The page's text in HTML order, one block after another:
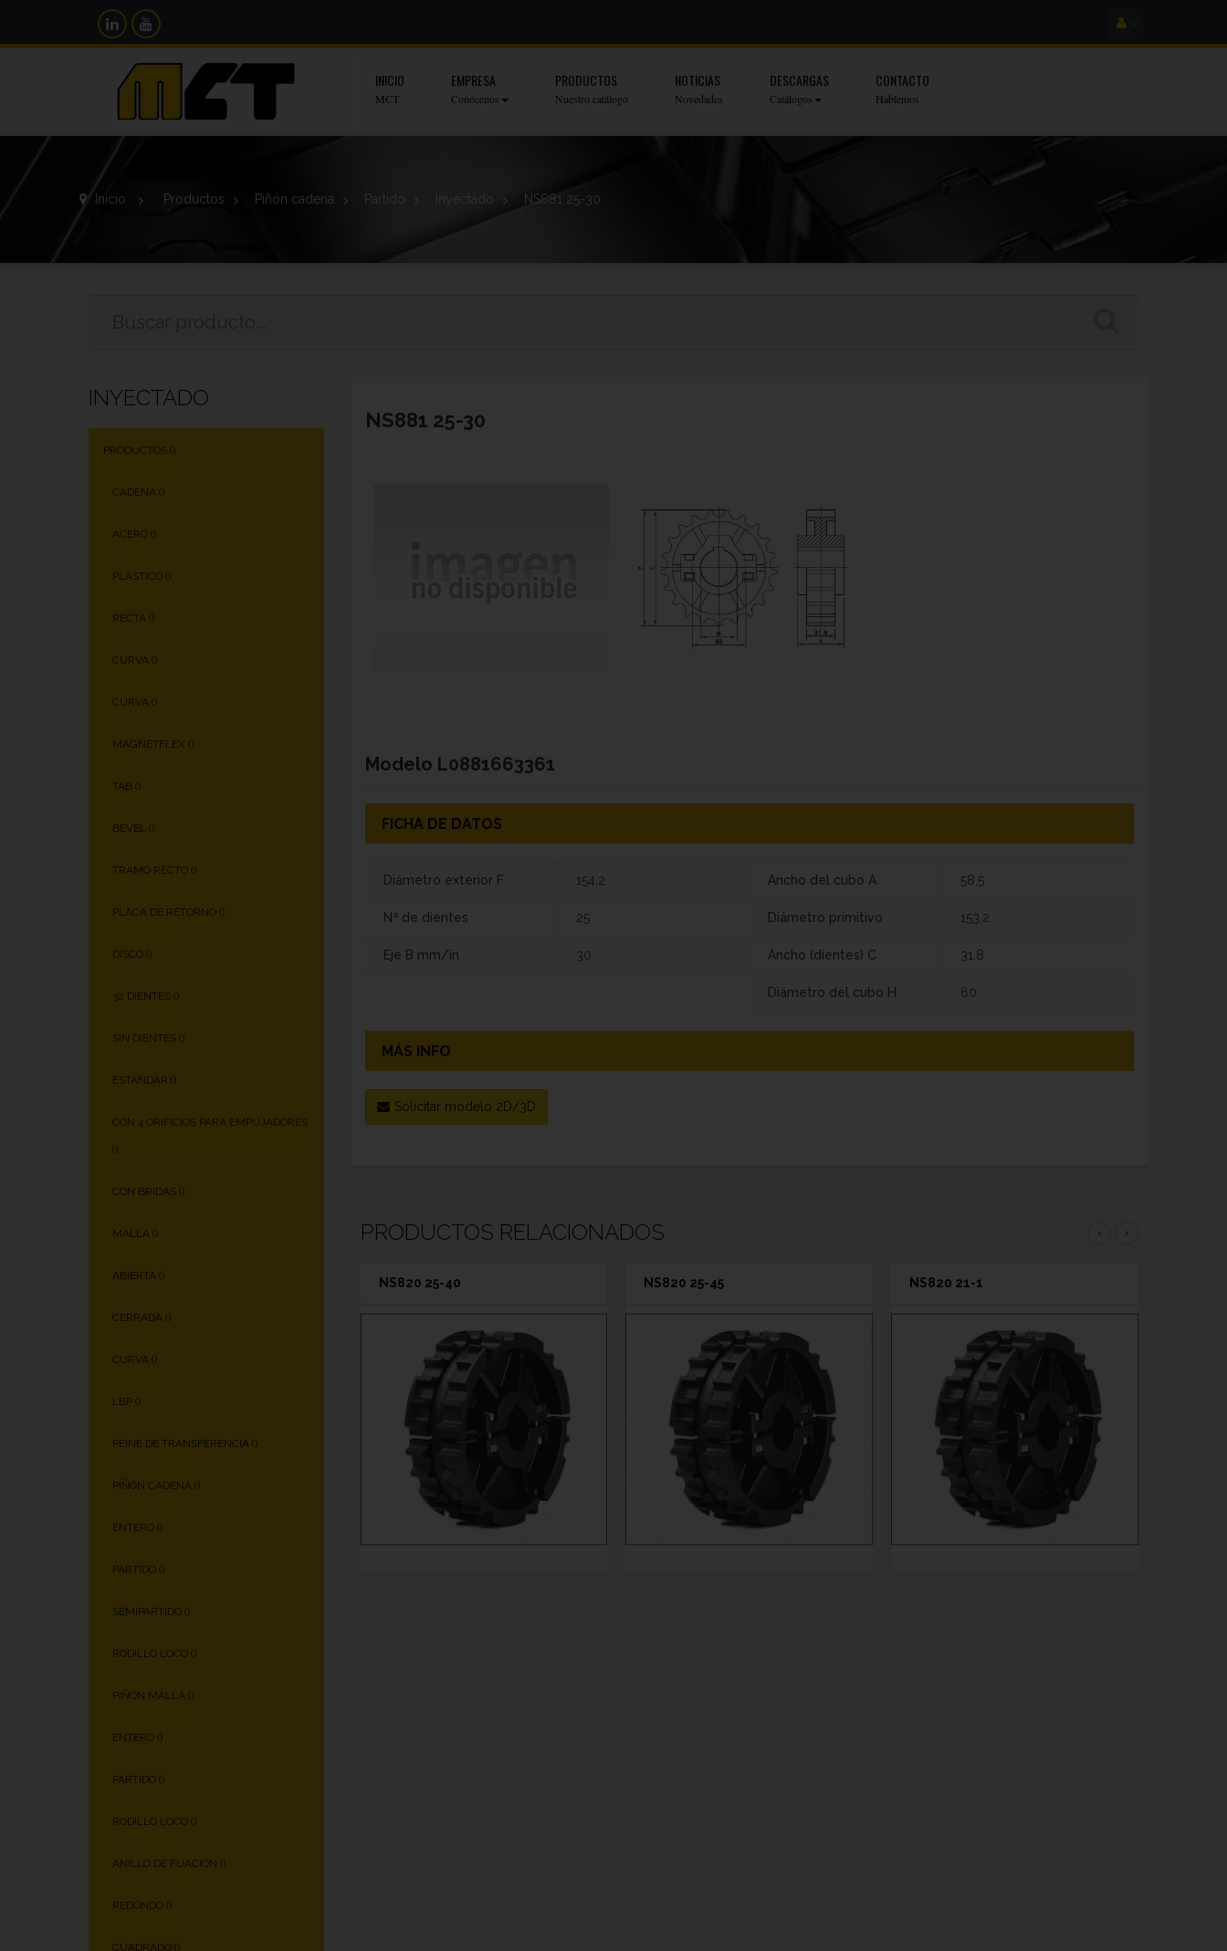
INICIO
MCT
EMPRESA
Conócenos
PRODUCTOS
Nuestro catálogo
NOTICIAS
Novedades
DESCARGAS
Catálogos
CONTACTO
Hablemos
Inicio > Productos > Piñón cadena > Partido > Inyectado > NS881 25-30
INYECTADO
PRODUCTOS ()
CADENA ()
ACERO ()
PLÁSTICO ()
RECTA ()
CURVA ()
CURVA ()
MAGNETFLEX ()
TAB ()
BEVEL ()
TRAMO RECTO ()
PLACA DE RETORNO ()
DISCO ()
32 DIENTES ()
SIN DIENTES ()
ESTÁNDAR ()
CON 4 ORIFICIOS PARA EMPUJADORES
()
CON BRIDAS ()
MALLA ()
ABIERTA ()
CERRADA ()
CURVA ()
LBP ()
PEINE DE TRANSFERENCIA ()
PIÑÓN CADENA ()
ENTERO ()
PARTIDO ()
SEMIPARTIDO ()
RODILLO LOCO ()
PIÑÓN MALLA ()
ENTERO ()
PARTIDO ()
RODILLO LOCO ()
ANILLO DE FIJACIÓN ()
REDONDO ()
CUADRADO ()
NS881 25-30
Modelo L0881663361
FICHA DE DATOS
Diámetro exterior F 154,2
Nº de dientes 25
Eje B mm/in 30
Ancho del cubo A 58,5
Diámetro primitivo 153,2
Ancho (dientes) C 31,8
Diámetro del cubo H 60
MÁS INFO
Solicitar modelo 2D/3D
PRODUCTOS RELACIONADOS ‹ ›
NS820 25-40 NS820 25-45 NS820 21-1